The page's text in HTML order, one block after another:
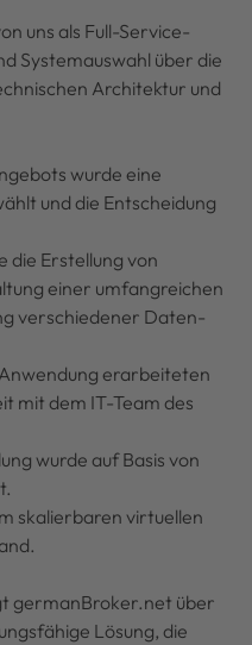
uns als Full-Service-
Systemauswahl über die
Architektur und
wurde eine
und die Entscheidung
die Erstellung von
einer umfangreichen
verschiedener Daten-
erarbeiteten
mit dem IT-Team des
wurde auf Basis von
skalierbaren virtuellen
germanBroker.net über
Lösung, die